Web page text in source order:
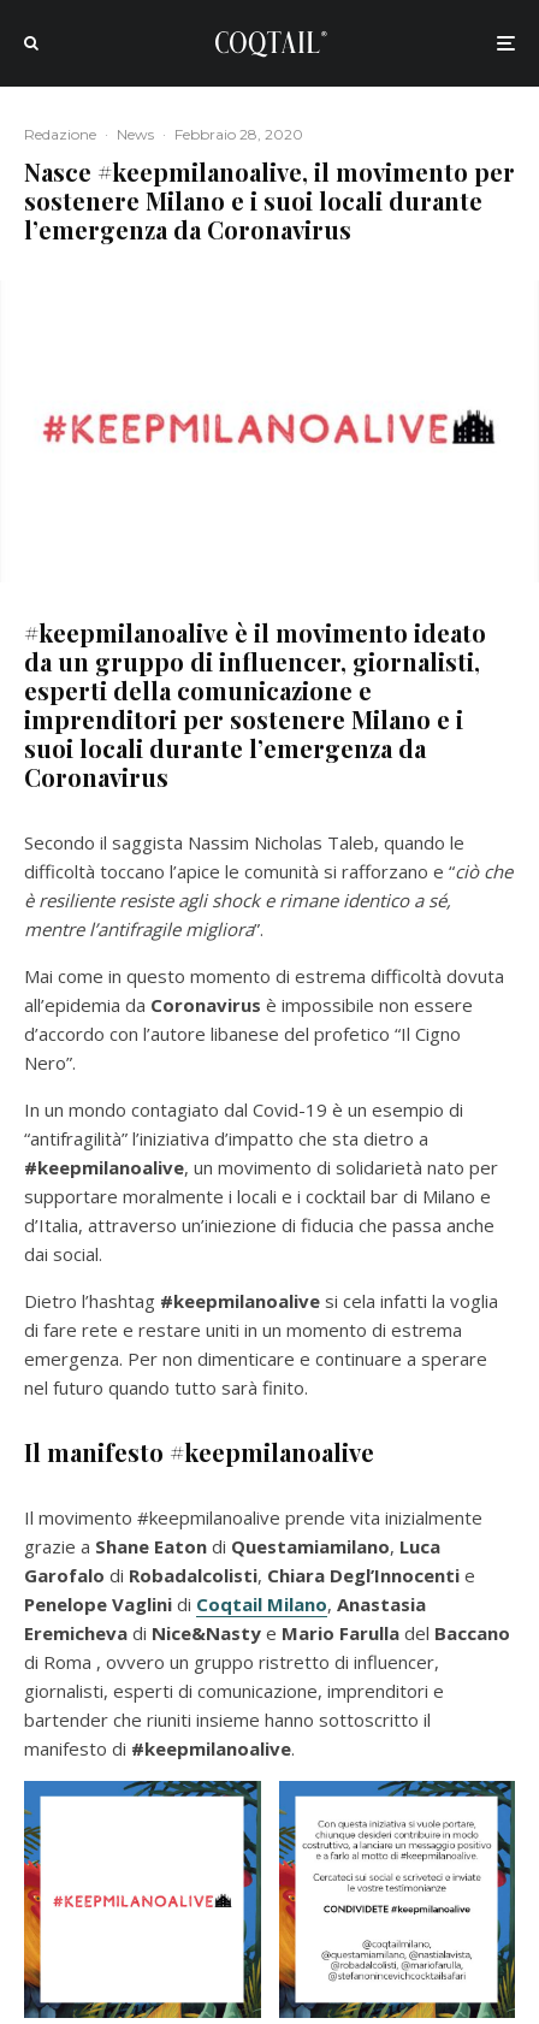
Redazione · News · Febbraio 28, 2020
Nasce #keepmilanoalive, il movimento per
sostenere Milano e i suoi locali durante
l’emergenza da Coronavirus
#keepmilanoalive è il movimento ideato
da un gruppo di influencer, giornalisti,
esperti della comunicazione e
imprenditori per sostenere Milano e i
suoi locali durante l’emergenza da
Coronavirus
Secondo il saggista Nassim Nicholas Taleb, quando le
difficoltà toccano l’apice le comunità si rafforzano e “ciò che
è resiliente resiste agli shock e rimane identico a sé,
mentre l’antifragile migliora”.
Mai come in questo momento di estrema difficoltà dovuta
all’epidemia da Coronavirus è impossibile non essere
d’accordo con l’autore libanese del profetico “Il Cigno
Nero”.
In un mondo contagiato dal Covid-19 è un esempio di
“antifragilità” l’iniziativa d’impatto che sta dietro a
#keepmilanoalive, un movimento di solidarietà nato per
supportare moralmente i locali e i cocktail bar di Milano e
d’Italia, attraverso un’iniezione di fiducia che passa anche
dai social.
Dietro l’hashtag #keepmilanoalive si cela infatti la voglia
di fare rete e restare uniti in un momento di estrema
emergenza. Per non dimenticare e continuare a sperare
nel futuro quando tutto sarà finito.
Il manifesto #keepmilanoalive
Il movimento #keepmilanoalive prende vita inizialmente
grazie a Shane Eaton di Questamiamilano, Luca
Garofalo di Robadalcolisti, Chiara Degl’Innocenti e
Penelope Vaglini di Coqtail Milano, Anastasia
Eremicheva di Nice&Nasty e Mario Farulla del Baccano
di Roma , ovvero un gruppo ristretto di influencer,
giornalisti, esperti di comunicazione, imprenditori e
bartender che riuniti insieme hanno sottoscritto il
manifesto di #keepmilanoalive.